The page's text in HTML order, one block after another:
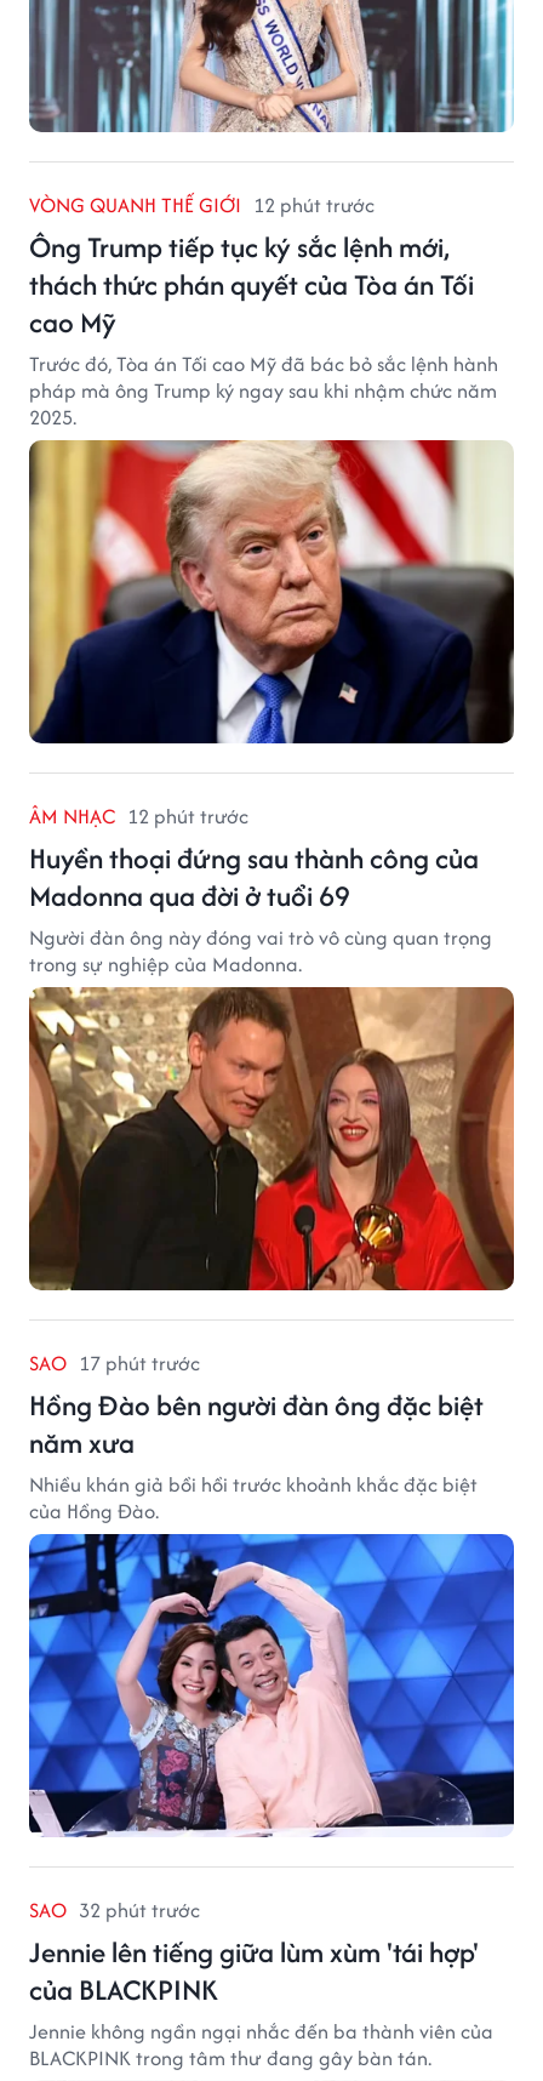
VÒNG QUANH THẾ GIỚI 12 phút trước
Ông Trump tiếp tục ký sắc lệnh mới,
thách thức phán quyết của Tòa án Tối
cao Mỹ
Trước đó, Tòa án Tối cao Mỹ đã bác bỏ sắc lệnh hành
pháp mà ông Trump ký ngay sau khi nhậm chức năm
2025.
ÂM NHẠC 12 phút trước
Huyền thoại đứng sau thành công của
Madonna qua đời ở tuổi 69
Người đàn ông này đóng vai trò vô cùng quan trọng
trong sự nghiệp của Madonna.
SAO 17 phút trước
Hồng Đào bên người đàn ông đặc biệt
năm xưa
Nhiều khán giả bồi hồi trước khoảnh khắc đặc biệt
của Hồng Đào.
SAO 32 phút trước
Jennie lên tiếng giữa lùm xùm 'tái hợp'
của BLACKPINK
Jennie không ngần ngại nhắc đến ba thành viên của
BLACKPINK trong tâm thư đang gây bàn tán.